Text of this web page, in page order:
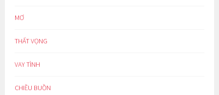
MƠ
THẤT VỌNG
VAY TÌNH
CHIỀU BUỒN